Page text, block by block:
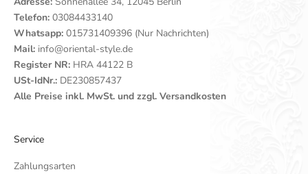
Telefon: 03084433140
Whatsapp: 015731409396 (Nur Nachrichten)
Mail: info@oriental-style.de
Register NR: HRA 44122 B
USt-IdNr.: DE230857437
Alle Preise inkl. MwSt. und zzgl. Versandkosten
Service
Zahlungsarten